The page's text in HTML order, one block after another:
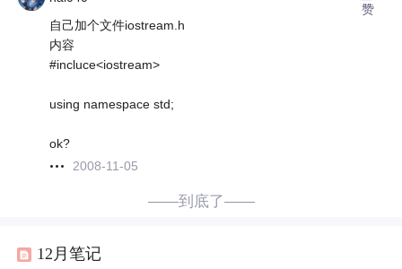
自己加个文件iostream.h
内容
#incluce<iostream>
using namespace std;
ok?
2008-11-05
赞
——到底了——
12月笔记